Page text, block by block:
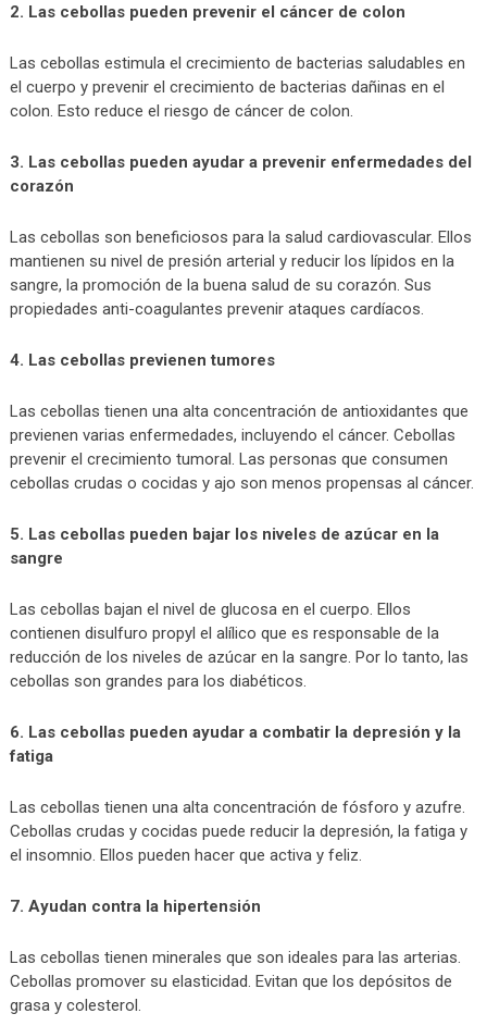
2. Las cebollas pueden prevenir el cáncer de colon
Las cebollas estimula el crecimiento de bacterias saludables en
el cuerpo y prevenir el crecimiento de bacterias dañinas en el
colon. Esto reduce el riesgo de cáncer de colon.
3. Las cebollas pueden ayudar a prevenir enfermedades del
corazón
Las cebollas son beneficiosos para la salud cardiovascular. Ellos
mantienen su nivel de presión arterial y reducir los lípidos en la
sangre, la promoción de la buena salud de su corazón. Sus
propiedades anti-coagulantes prevenir ataques cardíacos.
4. Las cebollas previenen tumores
Las cebollas tienen una alta concentración de antioxidantes que
previenen varias enfermedades, incluyendo el cáncer. Cebollas
prevenir el crecimiento tumoral. Las personas que consumen
cebollas crudas o cocidas y ajo son menos propensas al cáncer.
5. Las cebollas pueden bajar los niveles de azúcar en la
sangre
Las cebollas bajan el nivel de glucosa en el cuerpo. Ellos
contienen disulfuro propyl el alílico que es responsable de la
reducción de los niveles de azúcar en la sangre. Por lo tanto, las
cebollas son grandes para los diabéticos.
6. Las cebollas pueden ayudar a combatir la depresión y la
fatiga
Las cebollas tienen una alta concentración de fósforo y azufre.
Cebollas crudas y cocidas puede reducir la depresión, la fatiga y
el insomnio. Ellos pueden hacer que activa y feliz.
7. Ayudan contra la hipertensión
Las cebollas tienen minerales que son ideales para las arterias.
Cebollas promover su elasticidad. Evitan que los depósitos de
grasa y colesterol.